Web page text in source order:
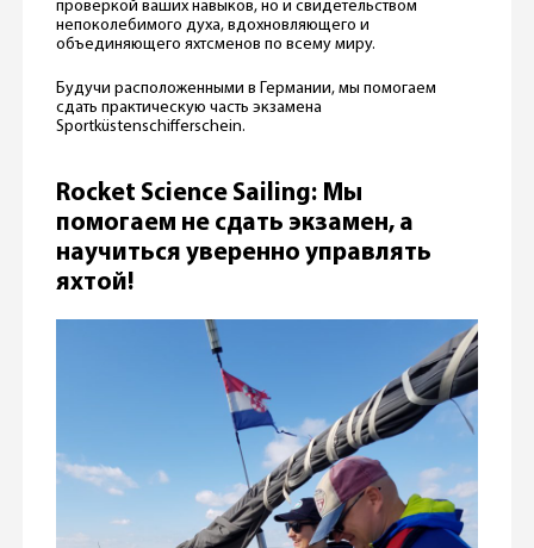
проверкой ваших навыков, но и свидетельством
непоколебимого духа, вдохновляющего и
объединяющего яхтсменов по всему миру.
Будучи расположенными в Германии, мы помогаем
сдать практическую часть экзамена
Sportküstenschifferschein.
Rocket Science Sailing: Мы
помогаем не сдать экзамен, а
научиться уверенно управлять
яхтой!